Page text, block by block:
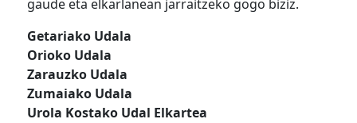
gaude eta elkarlanean jarraitzeko gogo biziz.
Getariako Udala
Orioko Udala
Zarauzko Udala
Zumaiako Udala
Urola Kostako Udal Elkartea